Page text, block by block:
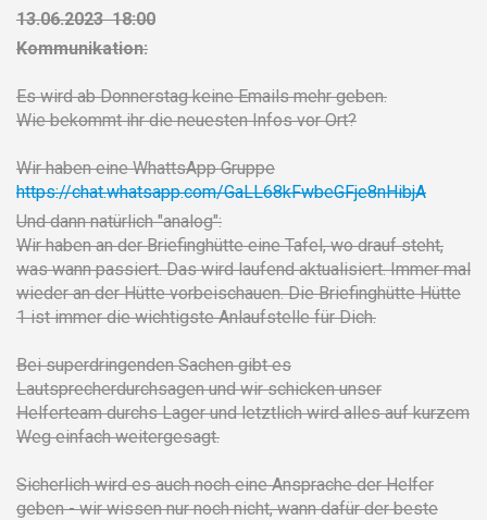
13.06.2023 18:00
Kommunikation:
Es wird ab Donnerstag keine Emails mehr geben.
Wie bekommt ihr die neuesten Infos vor Ort?
Wir haben eine WhattsApp Gruppe
https://chat.whatsapp.com/GaLL68kFwbeGFje8nHibjA
Und dann natürlich "analog":
Wir haben an der Briefinghütte eine Tafel, wo drauf steht,
was wann passiert. Das wird laufend aktualisiert. Immer mal
wieder an der Hütte vorbeischauen. Die Briefinghütte Hütte
1 ist immer die wichtigste Anlaufstelle für Dich.
Bei superdringenden Sachen gibt es
Lautsprecherdurchsagen und wir schicken unser
Helferteam durchs Lager und letztlich wird alles auf kurzem
Weg einfach weitergesagt.
Sicherlich wird es auch noch eine Ansprache der Helfer
geben - wir wissen nur noch nicht, wann dafür der beste